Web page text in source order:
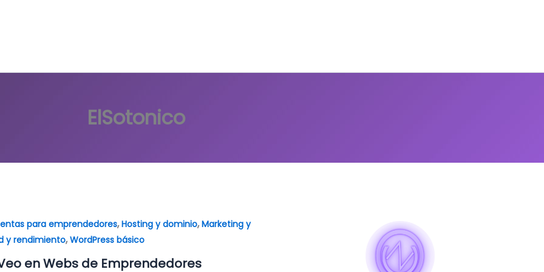
ElSotonico
para emprendedores,Hosting y dominio,Marketing y
y rendimiento,WordPress básico
en Webs de Emprendedores